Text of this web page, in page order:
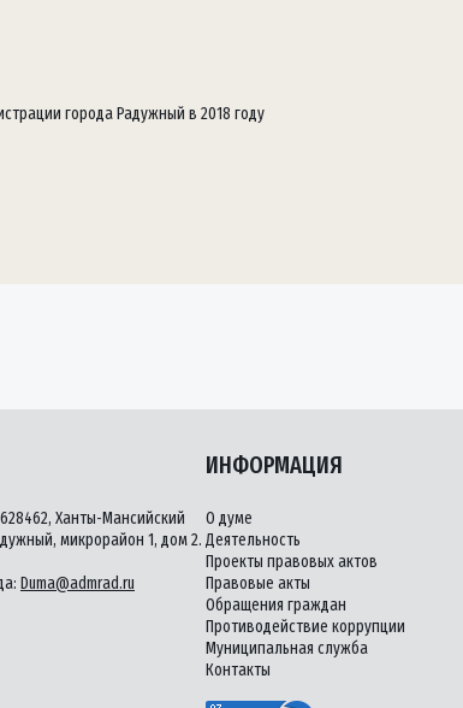
города Радужный в 2018 году
Ханты-Мансийский
микрорайон 1, дом 2.
Duma@admrad.ru
ИНФОРМАЦИЯ
О думе
Деятельность
Проекты правовых актов
Правовые акты
Обращения граждан
Противодействие коррупции
Муниципальная служба
Контакты